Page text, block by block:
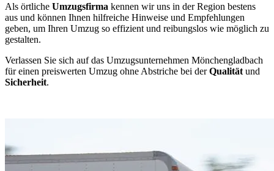
Als örtliche Umzugsfirma kennen wir uns in der Region bestens
aus und können Ihnen hilfreiche Hinweise und Empfehlungen
geben, um Ihren Umzug so effizient und reibungslos wie möglich zu
gestalten.
Verlassen Sie sich auf das Umzugsunternehmen Mönchengladbach
für einen preiswerten Umzug ohne Abstriche bei derQualität und
Sicherheit.